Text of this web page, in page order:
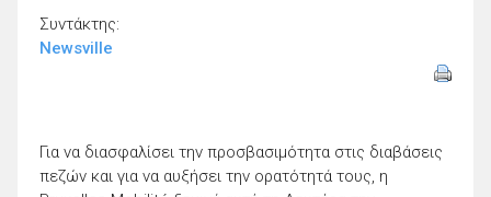
Συντάκτης:
Newsville
Για να διασφαλίσει την προσβασιμότητα στις διαβάσεις
πεζών και για να αυξήσει την ορατότητά τους, η